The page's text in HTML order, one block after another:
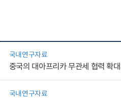
국내연구자료
중국의 대아프리카 무관세 협력 확
국내연구자료